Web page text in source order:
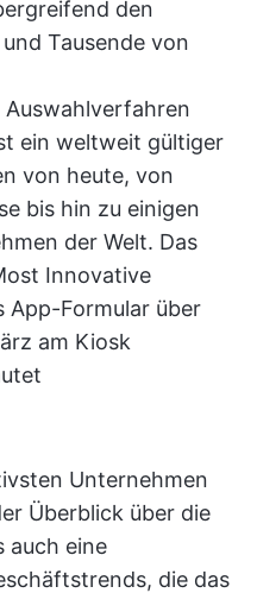
den
Tausende von
ein weltweit gültiger
von heute, von
bis hin zu einigen
der Welt. Das
Innovative
App-Formular über
am Kiosk
Unternehmen
Überblick über die
auch eine
die das